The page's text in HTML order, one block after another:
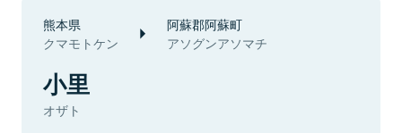
熊本県
クマモトケン
阿蘇郡阿蘇町
アソグンアソマチ
小里
オザト